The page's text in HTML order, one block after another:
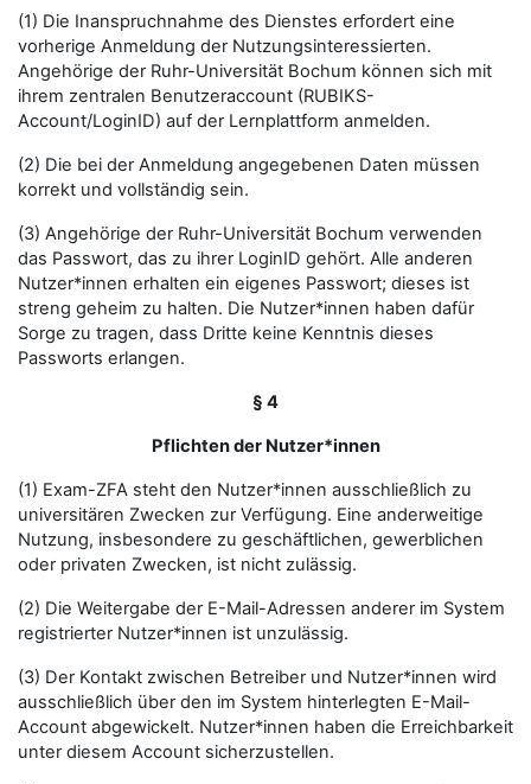
(1) Die Inanspruchnahme des Dienstes erfordert eine
vorherige Anmeldung der Nutzungsinteressierten.
Angehörige der Ruhr-Universität Bochum können sich mit
ihrem zentralen Benutzeraccount (RUBIKS-
Account/LoginID) auf der Lernplattform anmelden.
(2) Die bei der Anmeldung angegebenen Daten müssen
korrekt und vollständig sein.
(3) Angehörige der Ruhr-Universität Bochum verwenden
das Passwort, das zu ihrer LoginID gehört. Alle anderen
Nutzer*innen erhalten ein eigenes Passwort; dieses ist
streng geheim zu halten. Die Nutzer*innen haben dafür
Sorge zu tragen, dass Dritte keine Kenntnis dieses
Passworts erlangen.
§ 4
Pflichten der Nutzer*innen
(1) Exam-ZFA steht den Nutzer*innen ausschließlich zu
universitären Zwecken zur Verfügung. Eine anderweitige
Nutzung, insbesondere zu geschäftlichen, gewerblichen
oder privaten Zwecken, ist nicht zulässig.
(2) Die Weitergabe der E-Mail-Adressen anderer im System
registrierter Nutzer*innen ist unzulässig.
(3) Der Kontakt zwischen Betreiber und Nutzer*innen wird
ausschließlich über den im System hinterlegten E-Mail-
Account abgewickelt. Nutzer*innen haben die Erreichbarkeit
unter diesem Account sicherzustellen.